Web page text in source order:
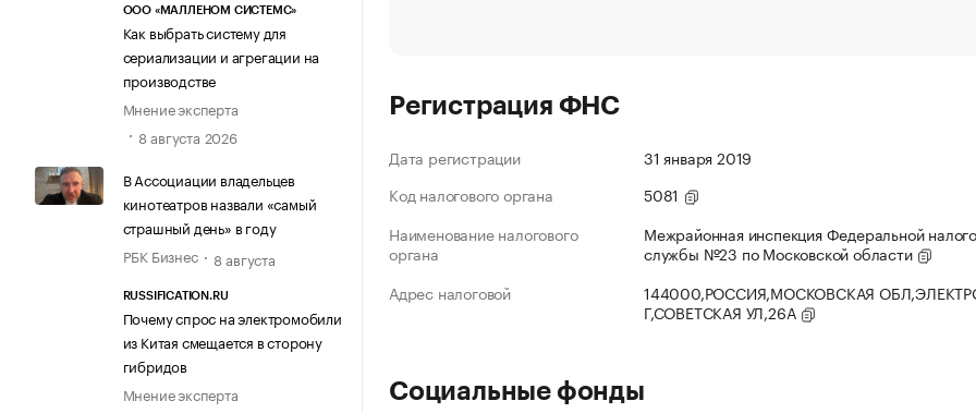
ООО «МАЛЛЕНОМ СИСТЕМС»
Как выбрать систему для
сериализации и агрегации на
производстве
Мнение эксперта
8 августа 2026
В Ассоциации владельцев
кинотеатров назвали «самый
страшный день» в году
РБК Бизнес
8 августа
RUSSIFICATION.RU
Почему спрос на электромобили
из Китая смещается в сторону
гибридов
Мнение эксперта
Регистрация ФНС
Дата регистрации
31 января 2019
Код налогового органа
5081
Наименование налогового
органа
Межрайонная инспекция Федеральной
службы №23 по Московской области
Адрес налоговой
144000,РОССИЯ,МОСКОВСКАЯ
Г,СОВЕТСКАЯ УЛ,26А
Социальные фонды